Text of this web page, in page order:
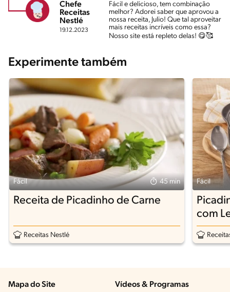
Chefe
Receitas
Nestlé
19.12.2023
Fácil e delicioso, tem combinação
melhor? Adorei saber que aprovou a
nossa receita, Julio! Que tal aproveitar
mais receitas incríveis como essa?
Nosso site está repleto delas! 😋🥰
Experimente também
Fácil 45 min
Receita de Picadinho de Carne
Receitas Nestlé
Fácil
com
Mapa do Site Vídeos & Programas​